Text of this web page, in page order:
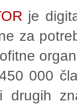
je
za
000
drugih